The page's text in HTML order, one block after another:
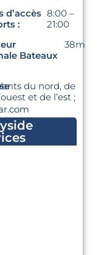
d’accès
:
8:00 –
21:00
Bateaux
38m
du nord, de
et de l’est ;